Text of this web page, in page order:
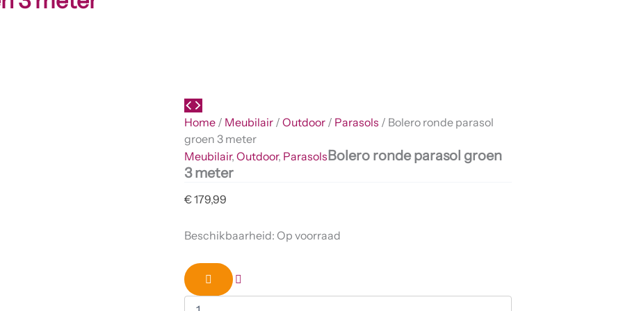
Home/ Meubilair/ Outdoor/ Parasols / Bolero ronde parasol
groen 3 meter
Meubilair, Outdoor, ParasolsBolero ronde parasol groen
3 meter
€179,99
Beschikbaarheid: Op voorraad